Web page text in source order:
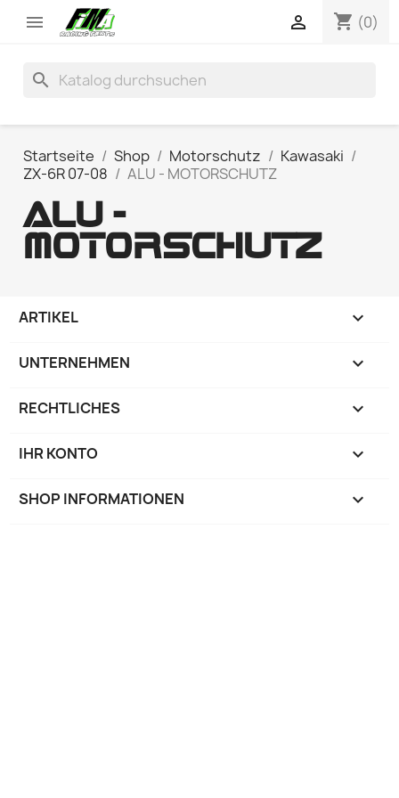
 shopping_cart (0)

search
Startseite Shop Motorschutz
Kawasaki
ZX-6R 07-08
ALU - MOTORSCHUTZ
ALU -
MOTORSCHUTZ
ARTIKEL 
UNTERNEHMEN 
RECHTLICHES 
IHR KONTO 
SHOP INFORMATIONEN keyboard_arrow_down